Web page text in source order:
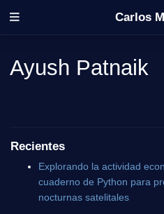
Carlos
Ayush Patnaik
Recientes
Explorando la actividad
cuaderno de Python para
nocturnas satelitales